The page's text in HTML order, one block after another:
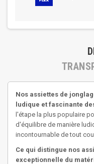
Nos assiettes de
ludique et fascinante
l'étape la plus populaire
d'équilibre de manière
incontournable de tout
Ce qui distingue nos
exceptionnelle du